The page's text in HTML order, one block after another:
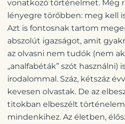
vonatkozó történelmet. Még
lényegre törőbben: meg kell
Azt is fontosnak tartom
abszolút igazságot, amit
az olvasni nem tudók (nem
„analfabéták” szót használni)
irodalommal. Száz, kétszáz
kevesen olvastak. De az
titokban elbeszélt
mindenkihez. Az életben,